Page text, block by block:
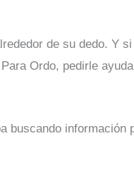
de su dedo. Y
Ordo, pedirle
buscando información